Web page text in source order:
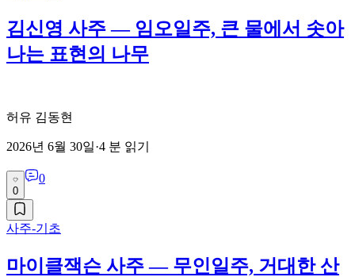
김신영 사주 — 임오일주, 큰 물에서 솟아
나는 표현의 나무
허유 김동현
2026년 6월 30일·4 분 읽기
0
0
사주-기초
마이클잭슨 사주 — 무인일주, 거대한 산